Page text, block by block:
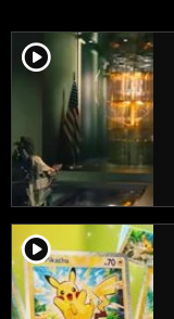
player2
player2